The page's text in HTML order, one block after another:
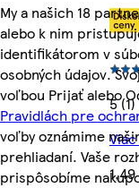
My a našich 18
alebo k nim
identifikátorom v
osobných údajov.
voľbou Prijať alebo
Pravidlách pre
voľby oznámime
prehliadaní. Vaše
prispôsobíme
5 (1)